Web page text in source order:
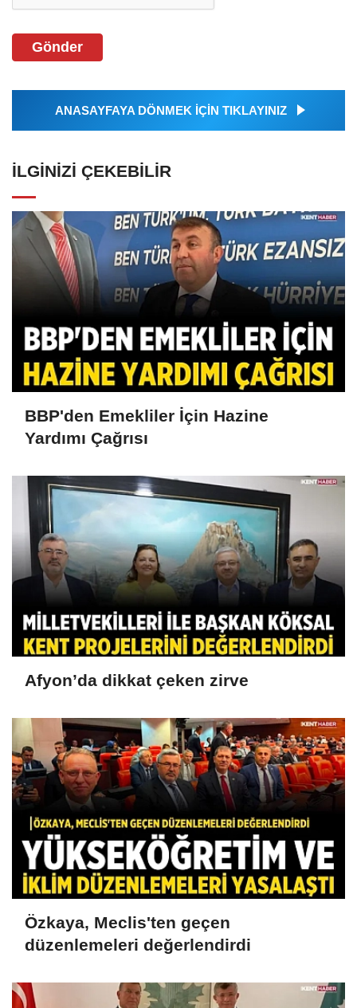
Gönder
ANASAYFAYA DÖNMEK İÇİN TIKLAYINIZ
İLGINIZI ÇEKEBILIR
BBP'den Emekliler İçin Hazine
Yardımı Çağrısı
Afyon’da dikkat çeken zirve
Özkaya, Meclis'ten geçen
düzenlemeleri değerlendirdi